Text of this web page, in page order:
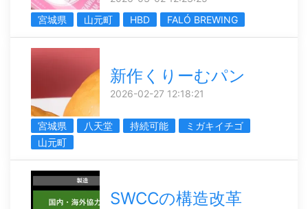
宮城県
山元町 HBD FALÓ BREWING
新作くりーむパン
2026-02-27 12:18:21
宮城県 八天堂 持続可能
ミガキイチゴ
山元町
SWCCの構造改革